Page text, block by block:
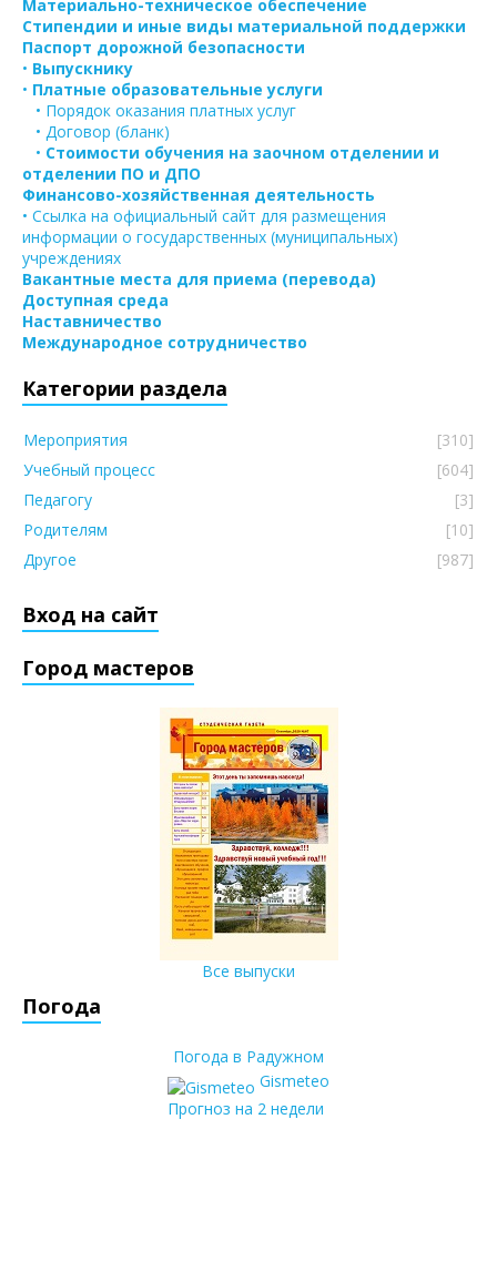
Материально-техническое обеспечение
Стипендии и иные виды материальной поддержки
Паспорт дорожной безопасности
• Выпускнику
• Платные образовательные услуги
• Порядок оказания платных услуг
• Договор (бланк)
• Стоимости обучения на заочном отделении и
отделении ПО и ДПО
Финансово-хозяйственная деятельность
• Ссылка на официальный сайт для размещения
информации о государственных (муниципальных)
учреждениях
Вакантные места для приема (перевода)
Доступная среда
Наставничество
Международное сотрудничество
Категории раздела
Мероприятия
[310]
Учебный процесс
[604]
Педагогу
[3]
Родителям
[10]
Другое
[987]
Вход на сайт
Город мастеров
Все выпуски
Погода
Погода в Радужном
Gismeteo
Прогноз на 2 недели